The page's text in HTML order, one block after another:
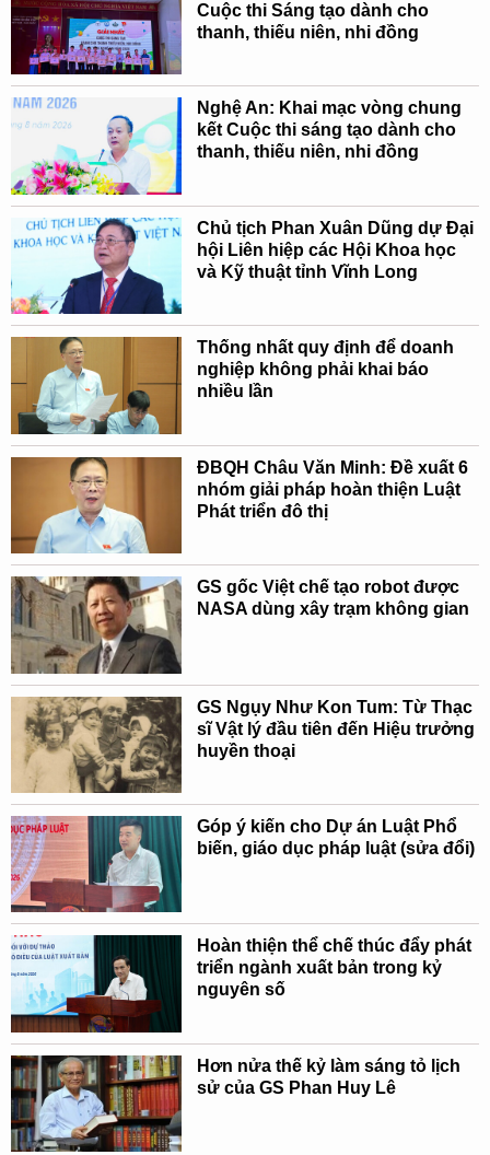
Cuộc thi Sáng tạo dành cho
thanh, thiếu niên, nhi đồng
Nghệ An: Khai mạc vòng chung
kết Cuộc thi sáng tạo dành cho
thanh, thiếu niên, nhi đồng
Chủ tịch Phan Xuân Dũng dự Đại
hội Liên hiệp các Hội Khoa học
và Kỹ thuật tỉnh Vĩnh Long
Thống nhất quy định để doanh
nghiệp không phải khai báo
nhiều lần
ĐBQH Châu Văn Minh: Đề xuất 6
nhóm giải pháp hoàn thiện Luật
Phát triển đô thị
GS gốc Việt chế tạo robot được
NASA dùng xây trạm không gian
GS Ngụy Như Kon Tum: Từ Thạc
sĩ Vật lý đầu tiên đến Hiệu trưởng
huyền thoại
Góp ý kiến cho Dự án Luật Phổ
biến, giáo dục pháp luật (sửa đổi)
Hoàn thiện thể chế thúc đẩy phát
triển ngành xuất bản trong kỷ
nguyên số
Hơn nửa thế kỷ làm sáng tỏ lịch
sử của GS Phan Huy Lê